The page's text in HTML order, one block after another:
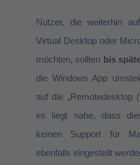
Nutzer, die weiterhin
Virtual Desktop oder
möchten, sollten bis
die Windows App
auf die „Remotedesktop
es liegt nahe, dass
keinen Support für
ebenfalls eingestellt